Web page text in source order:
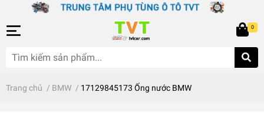
0
Trang chủ / BMW / 17129845173 Ống nước BMW